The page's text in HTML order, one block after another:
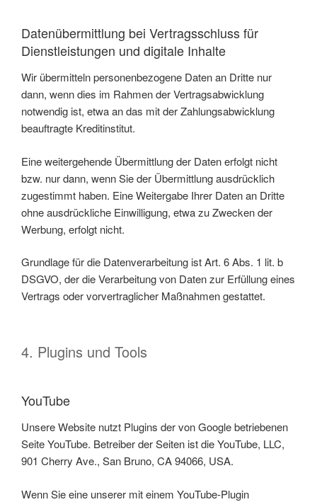
Datenübermittlung bei Vertragsschluss für
Dienstleistungen und digitale Inhalte
Wir übermitteln personenbezogene Daten an Dritte nur
dann, wenn dies im Rahmen der Vertragsabwicklung
notwendig ist, etwa an das mit der Zahlungsabwicklung
beauftragte Kreditinstitut.
Eine weitergehende Übermittlung der Daten erfolgt nicht
bzw. nur dann, wenn Sie der Übermittlung ausdrücklich
zugestimmt haben. Eine Weitergabe Ihrer Daten an Dritte
ohne ausdrückliche Einwilligung, etwa zu Zwecken der
Werbung, erfolgt nicht.
Grundlage für die Datenverarbeitung ist Art. 6 Abs. 1 lit. b
DSGVO, der die Verarbeitung von Daten zur Erfüllung eines
Vertrags oder vorvertraglicher Maßnahmen gestattet.
4. Plugins und Tools
YouTube
Unsere Website nutzt Plugins der von Google betriebenen
Seite YouTube. Betreiber der Seiten ist die YouTube, LLC,
901 Cherry Ave., San Bruno, CA 94066, USA.
Wenn Sie eine unserer mit einem YouTube-Plugin